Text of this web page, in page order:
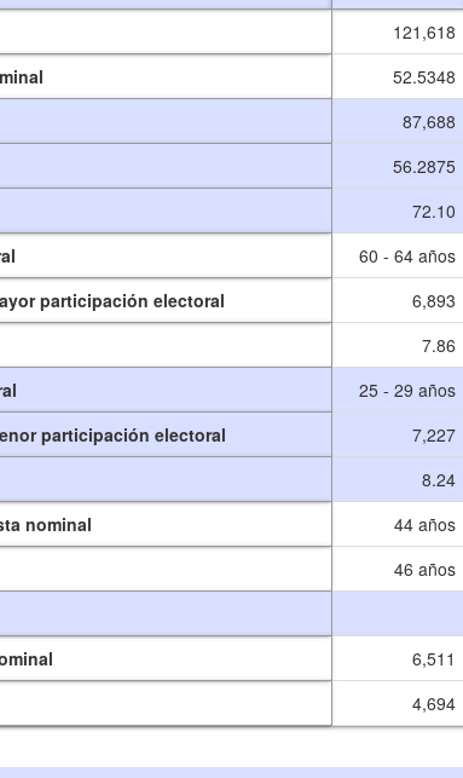
121,618
52.5348
87,688
56.2875
72.10
60 - 64 años
participación electoral
6,893
7.86
25 - 29 años
participación electoral
7,227
8.24
nominal
44 años
46 años
6,511
4,694